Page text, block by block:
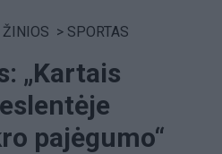
ŽINIOS > SPORTAS
„Kartais
pajėgumo“